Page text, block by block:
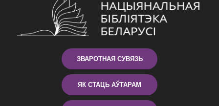
ЗВАРОТНАЯ СУВЯЗЬ
ЯК СТАЦЬ АЎТАРАМ